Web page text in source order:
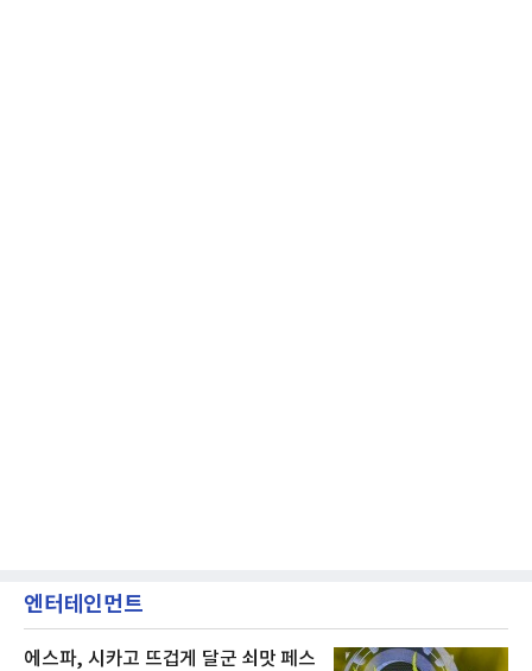
엔터테인먼트
에스파, 시카고 뜨겁게 달군 쇠맛 페스